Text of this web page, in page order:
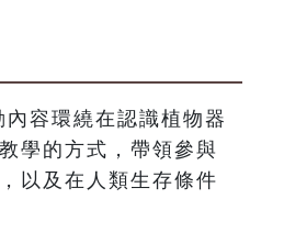
容環繞在認識植物器
學的方式，帶領參與
以及在人類生存條件